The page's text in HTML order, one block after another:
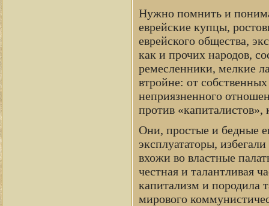
Нужно помнить и
еврейские купцы,
еврейского общества,
как и прочих народов,
ремесленники, мелкие
втройне: от
неприязненного
против «капиталистов»,
Они, простые и бедные
эксплуататоры,
вхожи во властные
честная и талантливая
капитализм и породила
мирового